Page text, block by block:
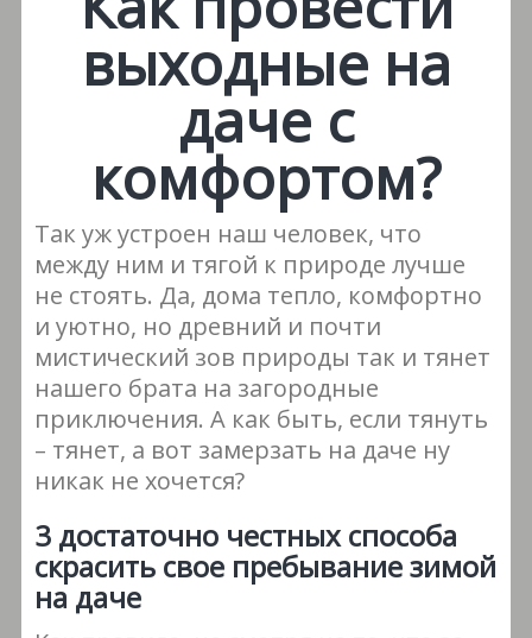
выходные на
даче с
комфортом?
Так уж устроен наш человек, что
между ним и тягой к природе лучше
не стоять. Да, дома тепло, комфортно
и уютно, но древний и почти
мистический зов природы так и тянет
нашего брата на загородные
приключения. А как быть, если тянуть
– тянет, а вот замерзать на даче ну
никак не хочется?
3 достаточно честных способа
скрасить свое пребывание зимой
на даче